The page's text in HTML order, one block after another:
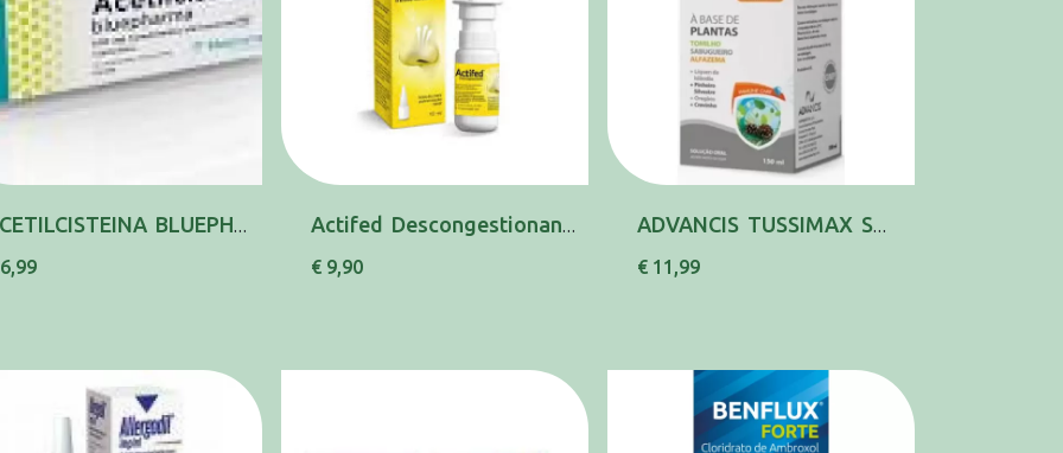
ACETILCISTEINA BLUEPHARMA MG, 600 MG X 20 COM... Actifed Descongestionante , 1 mg/ml Frasco 10...
€ 9,90
ADVANCIS TUSSIMAX SOL ORAL 150ML SABUGUEIRO (...
€ 11,99